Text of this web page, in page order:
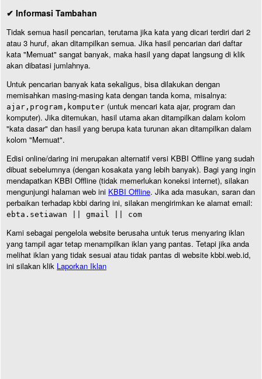
✔ Informasi Tambahan
Tidak semua hasil pencarian, terutama jika kata yang dicari terdiri dari 2
atau 3 huruf, akan ditampilkan semua. Jika hasil pencarian dari daftar
kata "Memuat" sangat banyak, maka hasil yang dapat langsung di klik
akan dibatasi jumlahnya.
Untuk pencarian banyak kata sekaligus, bisa dilakukan dengan
memisahkan masing-masing kata dengan tanda koma, misalnya:
ajar,program,komputer (untuk mencari kata ajar, program dan
komputer). Jika ditemukan, hasil utama akan ditampilkan dalam kolom
"kata dasar" dan hasil yang berupa kata turunan akan ditampilkan dalam
kolom "Memuat".
Edisi online/daring ini merupakan alternatif versi KBBI Offline yang sudah
dibuat sebelumnya (dengan kosakata yang lebih banyak). Bagi yang ingin
mendapatkan KBBI Offline (tidak memerlukan koneksi internet), silakan
mengunjungi halaman web ini KBBI Offline. Jika ada masukan, saran dan
perbaikan terhadap kbbi daring ini, silakan mengirimkan ke alamat email:
ebta.setiawan || gmail || com
Kami sebagai pengelola website berusaha untuk terus menyaring iklan
yang tampil agar tetap menampilkan iklan yang pantas. Tetapi jika anda
melihat iklan yang tidak sesuai atau tidak pantas di website kbbi.web.id,
ini silakan klik Laporkan Iklan